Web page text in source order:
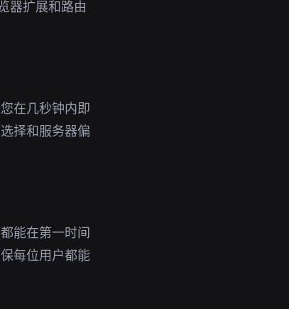
器扩展和路由
在几秒钟内即
择和服务器偏
能在第一时间
每位用户都能